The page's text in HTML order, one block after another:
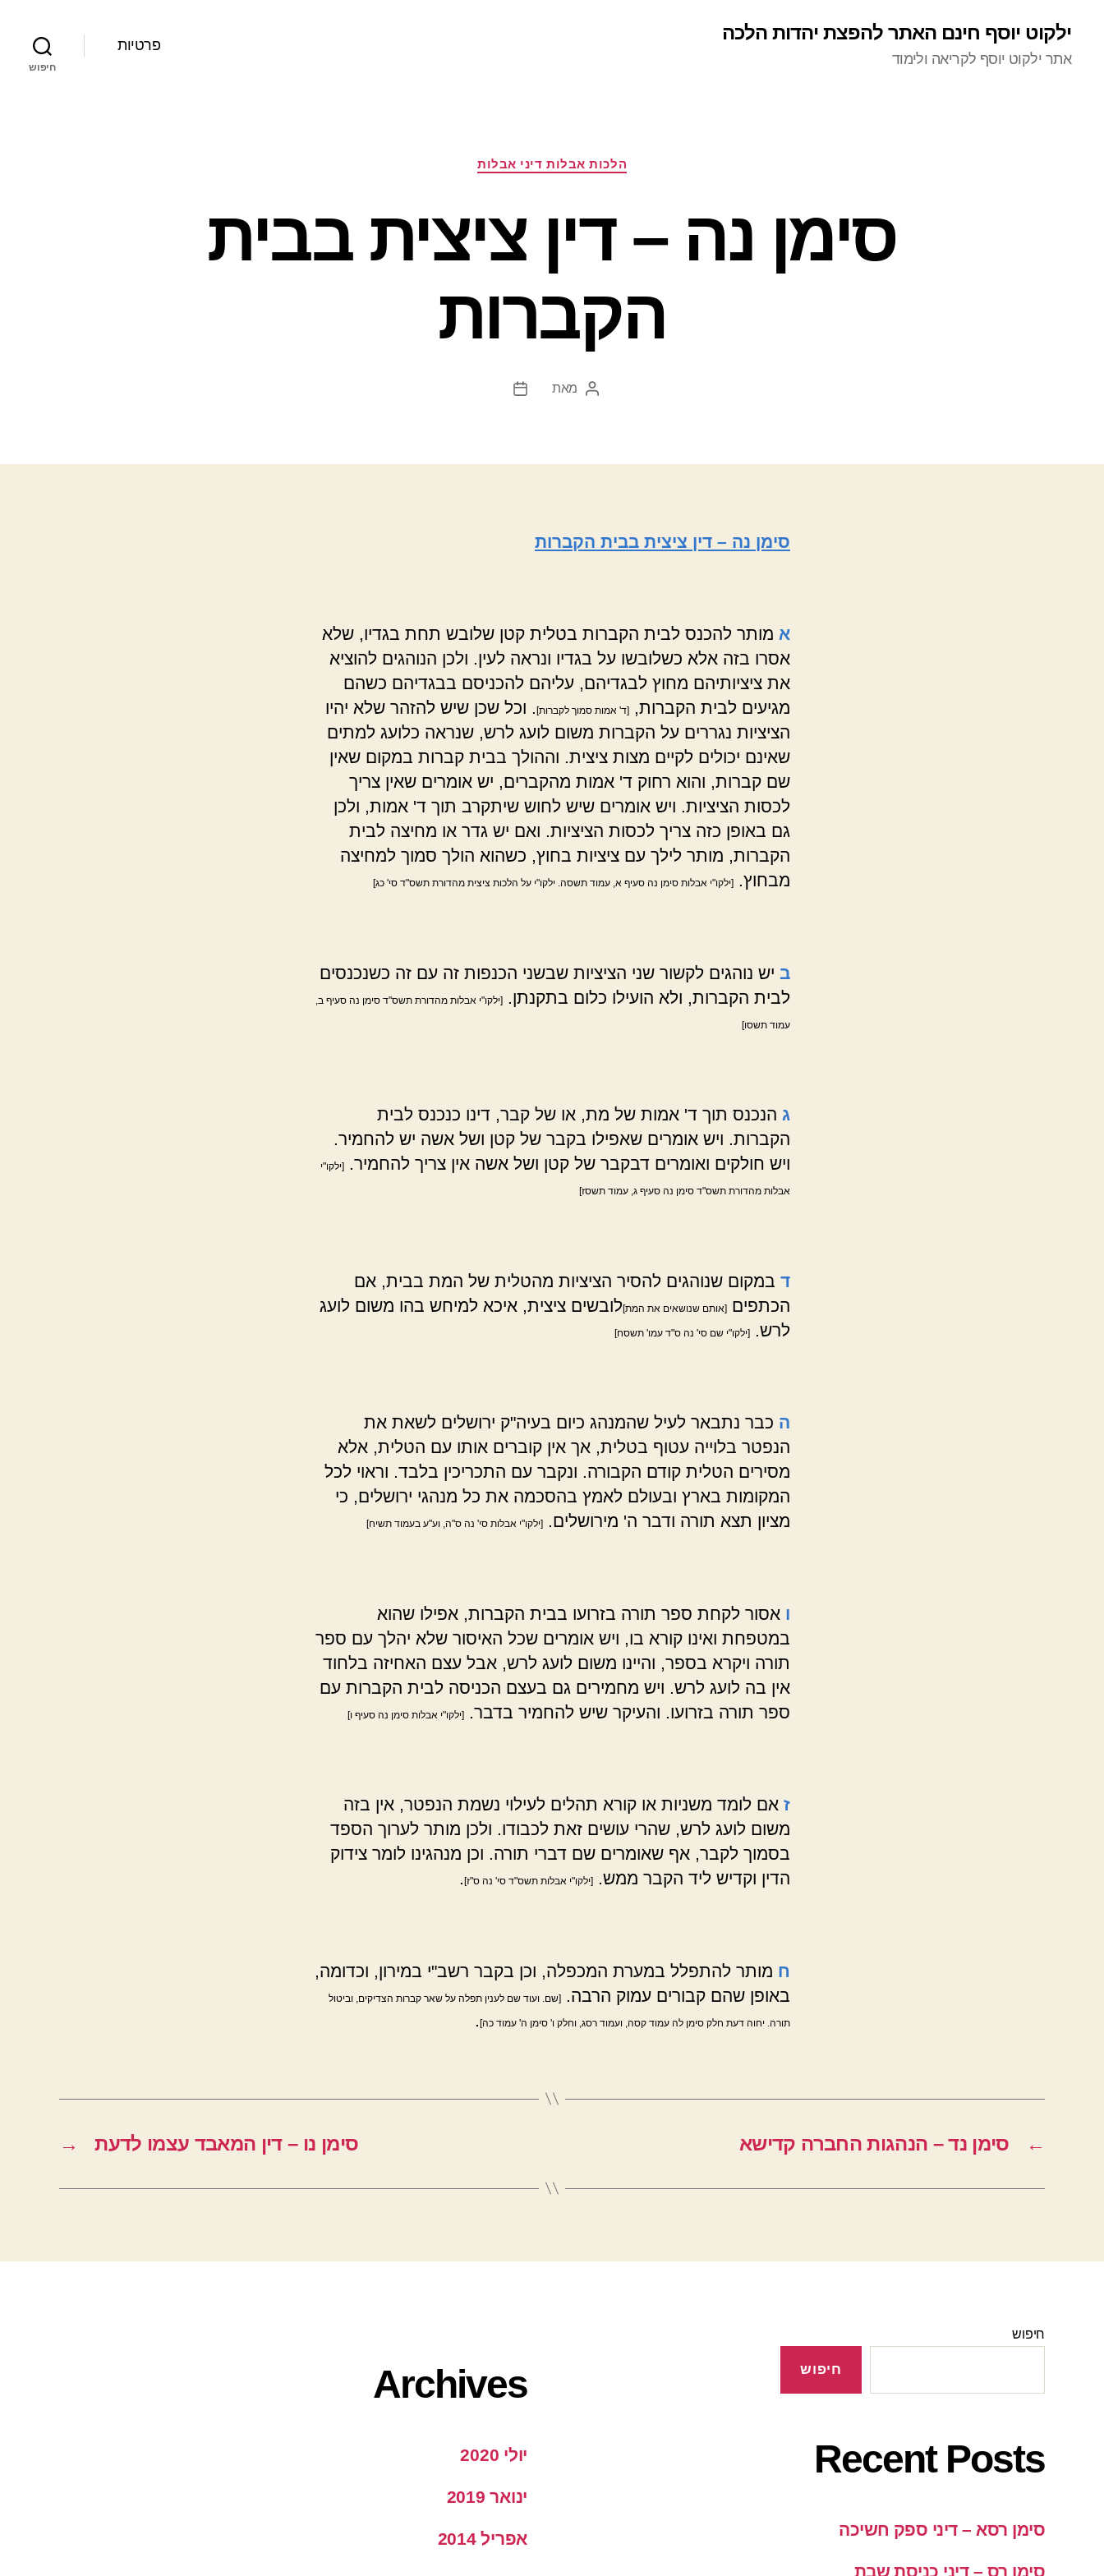
ילקוט יוסף חינם האתר להפצת יהדות הלכה
אתר ילקוט יוסף לקריאה ולימוד
פרטיות
חיפוש
קטגוריות
הלכות אבלות דיני אבלות
סימן נה – דין ציצית בבית
הקברות
המחבר
מאת
תאריך
סימן נה – דין ציצית בבית הקברות
א מותר להכנס לבית הקברות בטלית קטן שלובש תחת בגדיו, שלא
אסרו בזה אלא כשלובשו על בגדיו ונראה לעין. ולכן הנוהגים להוציא
את ציציותיהם מחוץ לבגדיהם, עליהם להכניסם בבגדיהם כשהם
מגיעים לבית הקברות,
[ד' אמות סמוך לקברות] . וכל שכן שיש להזהר שלא יהיו
הציציות נגררים על הקברות משום לועג לרש, שנראה כלועג למתים
שאינם יכולים לקיים מצות ציצית. וההולך בבית קברות במקום שאין
שם קברות, והוא רחוק ד' אמות מהקברים, יש אומרים שאין צריך
לכסות הציציות. ויש אומרים שיש לחוש שיתקרב תוך ד' אמות, ולכן
גם באופן כזה צריך לכסות הציציות. ואם יש גדר או מחיצה לבית
הקברות, מותר לילך עם ציציות בחוץ, כשהוא הולך סמוך למחיצה
מבחוץ.
[ילקו"י אבלות סימן נה סעיף א, עמוד תשסה. ילקו"י על הלכות ציצית מהדורת תשס"ד סי' כג]
ב יש נוהגים לקשור שני הציציות שבשני הכנפות זה עם זה כשנכנסים
לבית הקברות, ולא הועילו כלום בתקנתן.
[ילקו"י אבלות מהדורת תשס"ד סימן נה סעיף ב,
עמוד תשסו]
ג הנכנס תוך ד' אמות של מת, או של קבר, דינו כנכנס לבית
הקברות. ויש אומרים שאפילו בקבר של קטן ושל אשה יש להחמיר.
ויש חולקים ואומרים דבקבר של קטן ושל אשה אין צריך להחמיר.
[ילקו"י
אבלות מהדורת תשס"ד סימן נה סעיף ג, עמוד תשסז]
ד במקום שנוהגים להסיר הציציות מהטלית של המת בבית, אם
הכתפים [אותם שנושאים את המת]לובשים ציצית, איכא למיחש בהו משום לועג
לרש.
[ילקו"י שם סי' נה ס"ד עמו' תשסח]
ה כבר נתבאר לעיל שהמנהג כיום בעיה"ק ירושלים לשאת את
הנפטר בלוייה עטוף בטלית, אך אין קוברים אותו עם הטלית, אלא
מסירים הטלית קודם הקבורה. ונקבר עם התכריכין בלבד. וראוי לכל
המקומות בארץ ובעולם לאמץ בהסכמה את כל מנהגי ירושלים, כי
מציון תצא תורה ודבר ה' מירושלים.
[ילקו"י אבלות סי' נה ס"ה, וע"ע בעמוד תשיח]
ו אסור לקחת ספר תורה בזרועו בבית הקברות, אפילו שהוא
במטפחת ואינו קורא בו, ויש אומרים שכל האיסור שלא יהלך עם ספר
תורה ויקרא בספר, והיינו משום לועג לרש, אבל עצם האחיזה בלחוד
אין בה לועג לרש. ויש מחמירים גם בעצם הכניסה לבית הקברות עם
ספר תורה בזרועו. והעיקר שיש להחמיר בדבר.
[ילקו"י אבלות סימן נה סעיף ו]
ז אם לומד משניות או קורא תהלים לעילוי נשמת הנפטר, אין בזה
משום לועג לרש, שהרי עושים זאת לכבודו. ולכן מותר לערוך הספד
בסמוך לקבר, אף שאומרים שם דברי תורה. וכן מנהגינו לומר צידוק
הדין וקדיש ליד הקבר ממש.
[ילקו"י אבלות תשס"ד סי' נה ס"ז] .
ח מותר להתפלל במערת המכפלה, וכן בקבר רשב"י במירון, וכדומה,
באופן שהם קבורים עמוק הרבה.
[שם. ועוד שם לענין תפלה על שאר קברות הצדיקים, וביטול
תורה. יחוה דעת חלק סימן לה עמוד קסה, ועמוד רסג, וחלק ו' סימן ה' עמוד כה]
← סימן נד – הנהגות החברה קדישא → סימן נו – דין המאבד עצמו לדעת
חיפוש
חיפוש
Recent Posts
סימן רסא – דיני ספק חשיכה
סימן רס – דיני כניסת שבת
Archives
יולי 2020
ינואר 2019
אפריל 2014